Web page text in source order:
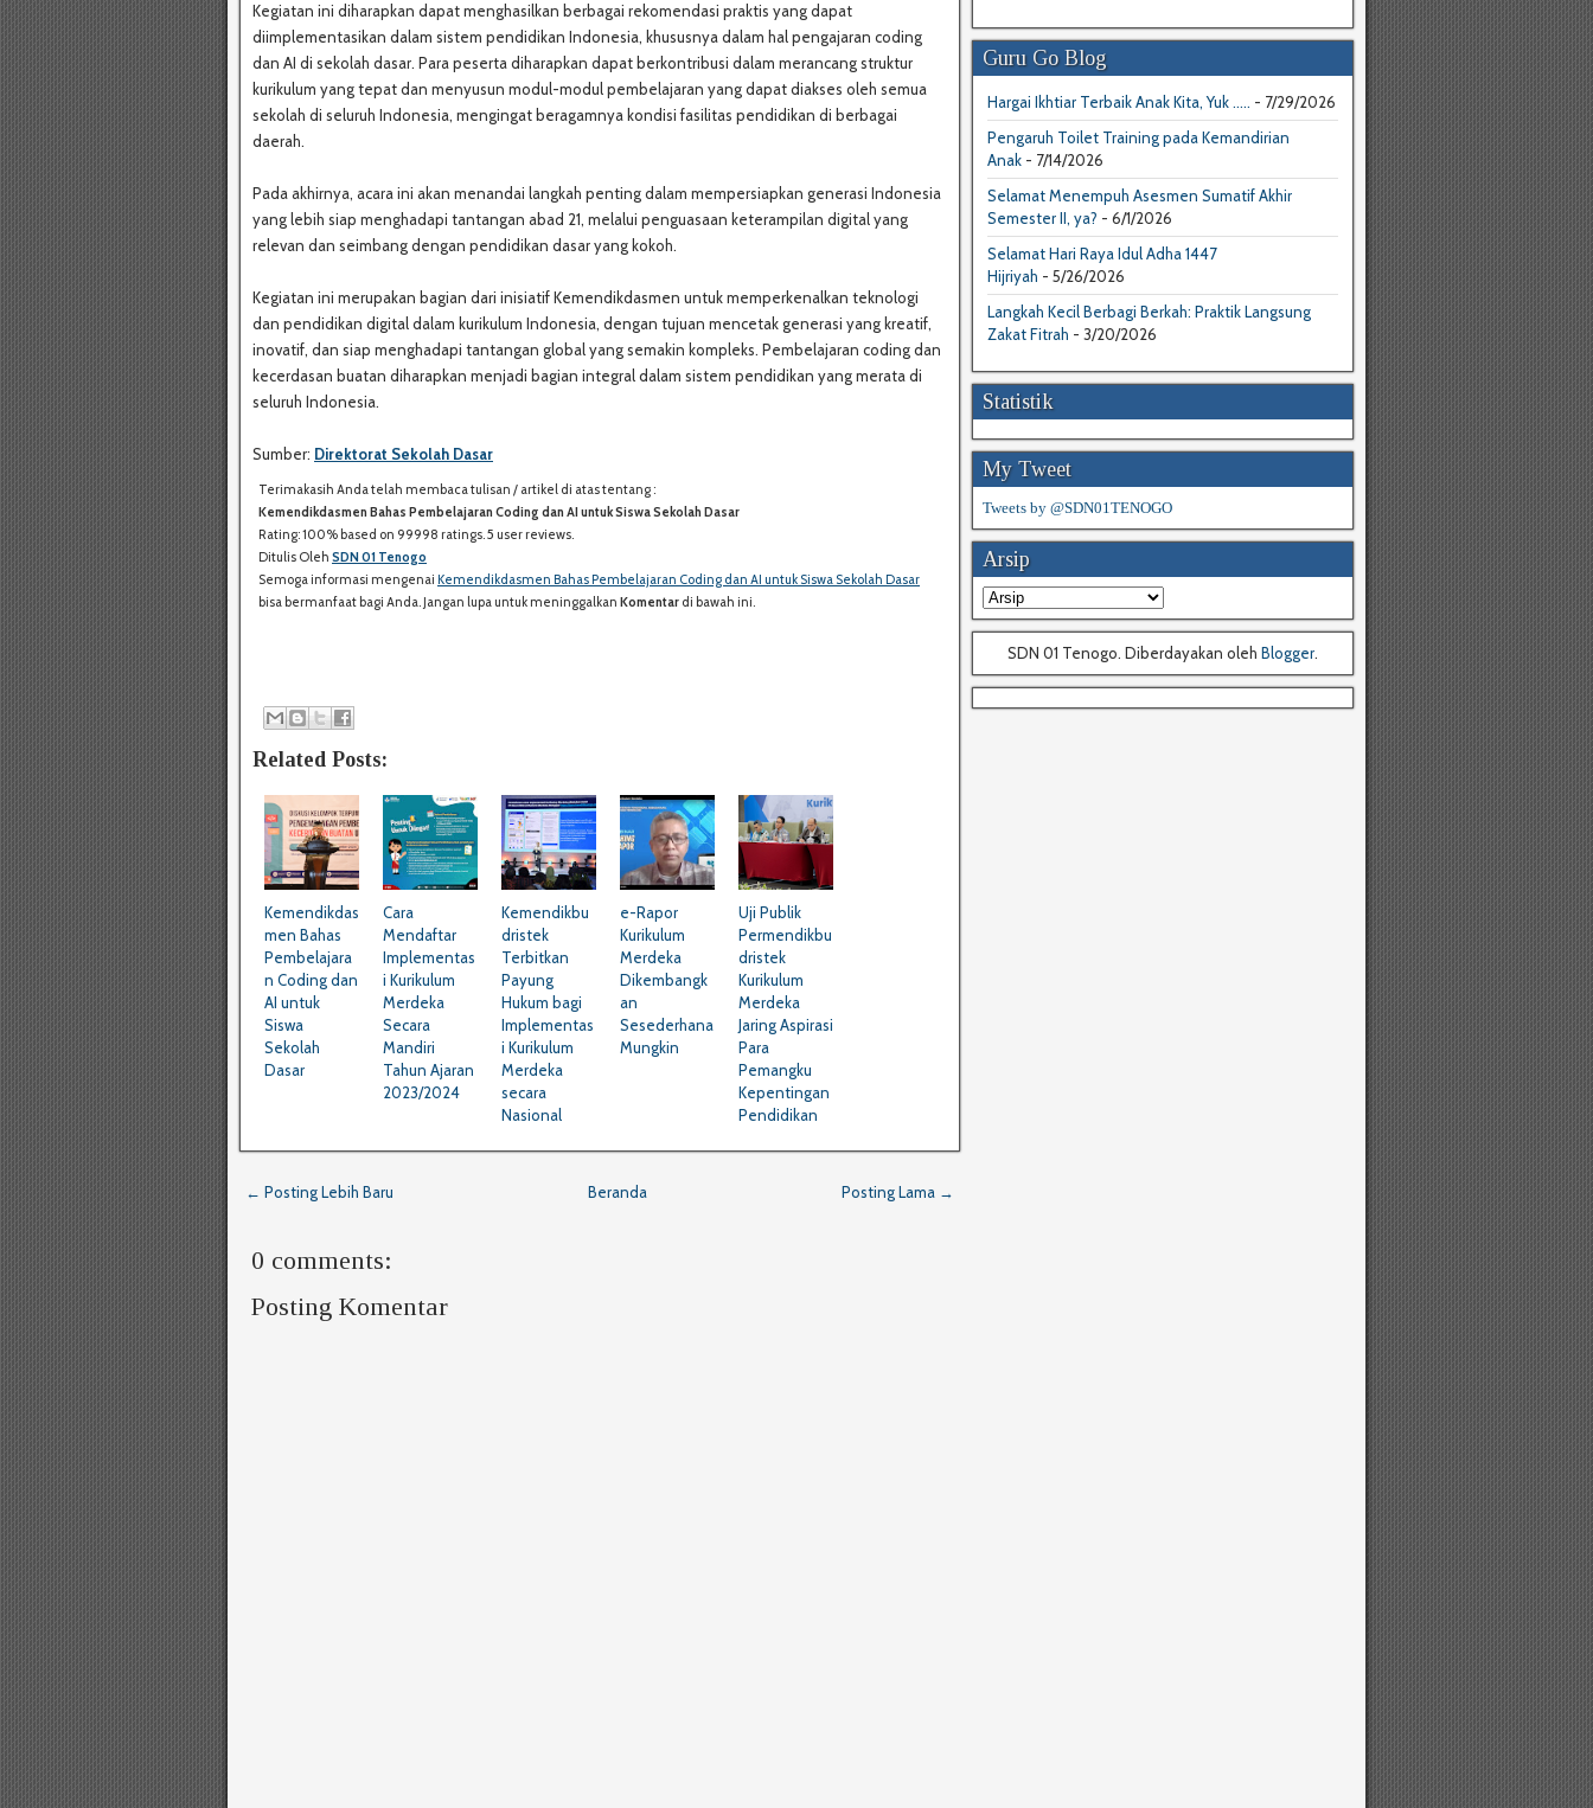
Kegiatan ini diharapkan dapat menghasilkan berbagai rekomendasi praktis yang dapat
diimplementasikan dalam sistem pendidikan Indonesia, khususnya dalam hal pengajaran coding
dan AI di sekolah dasar. Para peserta diharapkan dapat berkontribusi dalam merancang struktur
kurikulum yang tepat dan menyusun modul-modul pembelajaran yang dapat diakses oleh semua
sekolah di seluruh Indonesia, mengingat beragamnya kondisi fasilitas pendidikan di berbagai
daerah.
Pada akhirnya, acara ini akan menandai langkah penting dalam mempersiapkan generasi Indonesia
yang lebih siap menghadapi tantangan abad 21, melalui penguasaan keterampilan digital yang
relevan dan seimbang dengan pendidikan dasar yang kokoh.
Kegiatan ini merupakan bagian dari inisiatif Kemendikdasmen untuk memperkenalkan teknologi
dan pendidikan digital dalam kurikulum Indonesia, dengan tujuan mencetak generasi yang kreatif,
inovatif, dan siap menghadapi tantangan global yang semakin kompleks. Pembelajaran coding dan
kecerdasan buatan diharapkan menjadi bagian integral dalam sistem pendidikan yang merata di
seluruh Indonesia.
Sumber: Direktorat Sekolah Dasar
Terimakasih Anda telah membaca tulisan / artikel di atas tentang :
Kemendikdasmen Bahas Pembelajaran Coding dan AI untuk Siswa Sekolah Dasar
Rating:100% based on 99998 ratings.5 user reviews.
Ditulis Oleh SDN 01 Tenogo
Semoga informasi mengenai Kemendikdasmen Bahas Pembelajaran Coding dan AI untuk Siswa Sekolah Dasar
bisa bermanfaat bagi Anda. Jangan lupa untuk meninggalkan Komentar di bawah ini.
Related Posts:
Kemendikdas
men Bahas
Pembelajara
n Coding dan
AI untuk
Siswa
Sekolah
Dasar
Cara
Mendaftar
Implementas
i Kurikulum
Merdeka
Secara
Mandiri
Tahun Ajaran
2023/2024
Kemendikbu
dristek
Terbitkan
Payung
Hukum bagi
Implementas
i Kurikulum
Merdeka
secara
Nasional
e-Rapor
Kurikulum
Merdeka
Dikembangk
an
Sesederhana
Mungkin
Uji Publik
Permendikbu
dristek
Kurikulum
Merdeka
Jaring Aspirasi
Para
Pemangku
Kepentingan
Pendidikan
← Posting Lebih Baru Posting Lama →
Beranda
0 comments:
Posting Komentar
Guru Go Blog
Hargai Ikhtiar Terbaik Anak Kita, Yuk ..... - 7/29/2026
Pengaruh Toilet Training pada Kemandirian
Anak- 7/14/2026
Selamat Menempuh Asesmen Sumatif Akhir
Semester II, ya? - 6/1/2026
Selamat Hari Raya Idul Adha 1447
Hijriyah - 5/26/2026
Langkah Kecil Berbagi Berkah: Praktik Langsung
Zakat Fitrah - 3/20/2026
Statistik
My Tweet
Tweets by @SDN01TENOGO
Arsip
SDN 01 Tenogo. Diberdayakan oleh Blogger.